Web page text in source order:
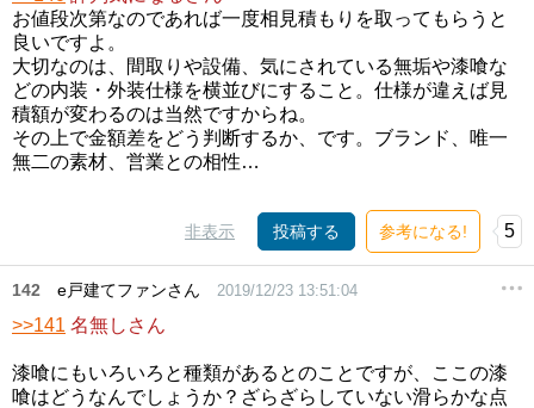
お値段次第なのであれば一度相見積もりを取ってもらうと
良いですよ。
大切なのは、間取りや設備、気にされている無垢や漆喰な
どの内装・外装仕様を横並びにすること。仕様が違えば見
積額が変わるのは当然ですからね。
その上で金額差をどう判断するか、です。ブランド、唯一
無二の素材、営業との相性…
非表示 投稿する 参考になる! 5
142 e戸建てファンさん 2019/12/23 13:51:04
>>141 名無しさん
漆喰にもいろいろと種類があるとのことですが、ここの漆
喰はどうなんでしょうか？ざらざらしていない滑らかな点